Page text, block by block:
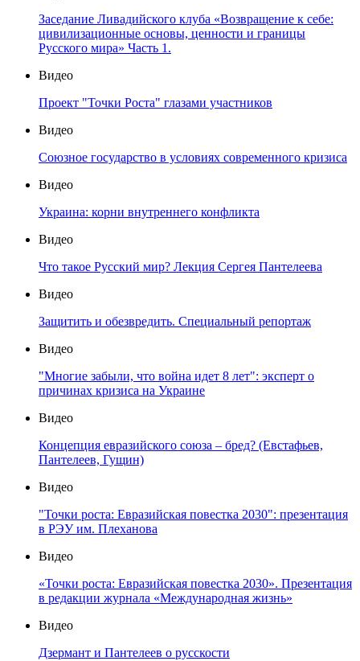
Заседание Ливадийского клуба «Возвращение к себе:
цивилизационные основы, ценности и границы
Русского мира» Часть 1.
Видео
Проект "Точки Роста" глазами участников
Видео
Союзное государство в условиях современного кризиса
Видео
Украина: корни внутреннего конфликта
Видео
Что такое Русский мир? Лекция Сергея Пантелеева
Видео
Защитить и обезвредить. Специальный репортаж
Видео
"Многие забыли, что война идет 8 лет": эксперт о
причинах кризиса на Украине
Видео
Концепция евразийского союза – бред? (Евстафьев,
Пантелеев, Гущин)
Видео
"Точки роста: Евразийская повестка 2030": презентация
в РЭУ им. Плеханова
Видео
«Точки роста: Евразийская повестка 2030». Презентация
в редакции журнала «Международная жизнь»
Видео
Дзермант и Пантелеев о русскости